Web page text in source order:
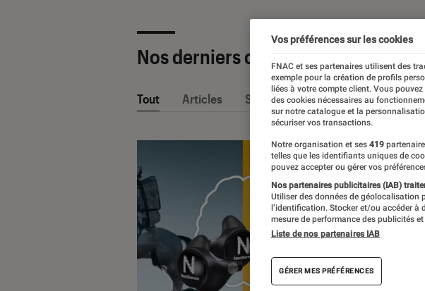
Nos derniers contenus
Tout Articles Sélections et guides Podcasts
Vos préférences sur les cookies
FNAC et ses partenaires utilisent des
exemple pour la création de profils
liées à votre compte client. Vous
des cookies nécessaires au
sur notre catalogue et la
sécuriser vos transactions.
Notre organisation et ses 419
telles que les identifiants uniques de
pouvez accepter ou gérer vos
Nos partenaires publicitaires (IAB)
Utiliser des données de géolocalisation
l’identification. Stocker et/ou accéder
mesure de performance des publicités
Liste de nos partenaires IAB
GÉRER MES PRÉFÉRENCES